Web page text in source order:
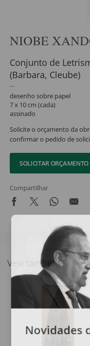
NIOBE
Conjunto de
(Barbara, Cleube)
desenho sobre papel
7 x 10 cm (cada)
assinado
Solicite o orçamento da
confirmar o pedido de
SOLICITAR ORÇAMENTO
Compartilhar
Veja também
Novidades